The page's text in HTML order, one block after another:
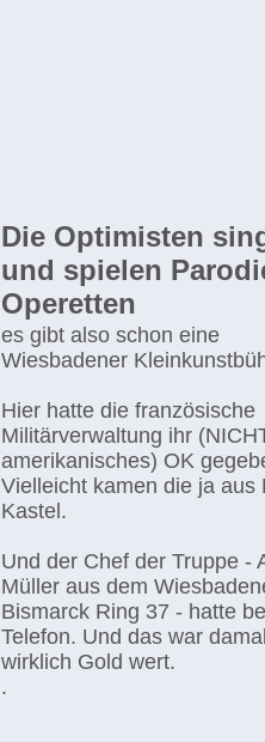
Die Optimisten
und spielen
Operetten
es gibt also schon eine
Wiesbadener
Hier hatte die französische
Militärverwaltung ihr
amerikanisches) OK
Vielleicht kamen die ja aus
Kastel.
Und der Chef der Truppe -
Müller aus dem
Bismarck Ring 37 - hatte
Telefon. Und das war
wirklich Gold wert.
.